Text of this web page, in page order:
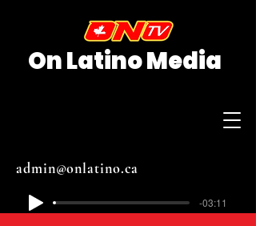
On Latino Media
admin@onlatino.ca
-03:11